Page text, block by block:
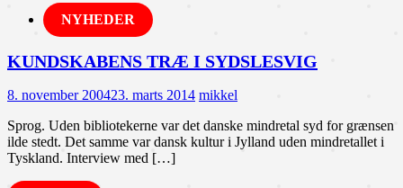
NYHEDER
KUNDSKABENS TRÆ I SYDSLESVIG
8. november 200423. marts 2014 mikkel
Sprog. Uden bibliotekerne var det danske mindretal syd for grænsen
ilde stedt. Det samme var dansk kultur i Jylland uden mindretallet i
Tyskland. Interview med […]